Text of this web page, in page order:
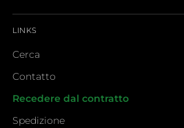
LINKS
Cerca
Contatto
Recedere dal contratto
Spedizione